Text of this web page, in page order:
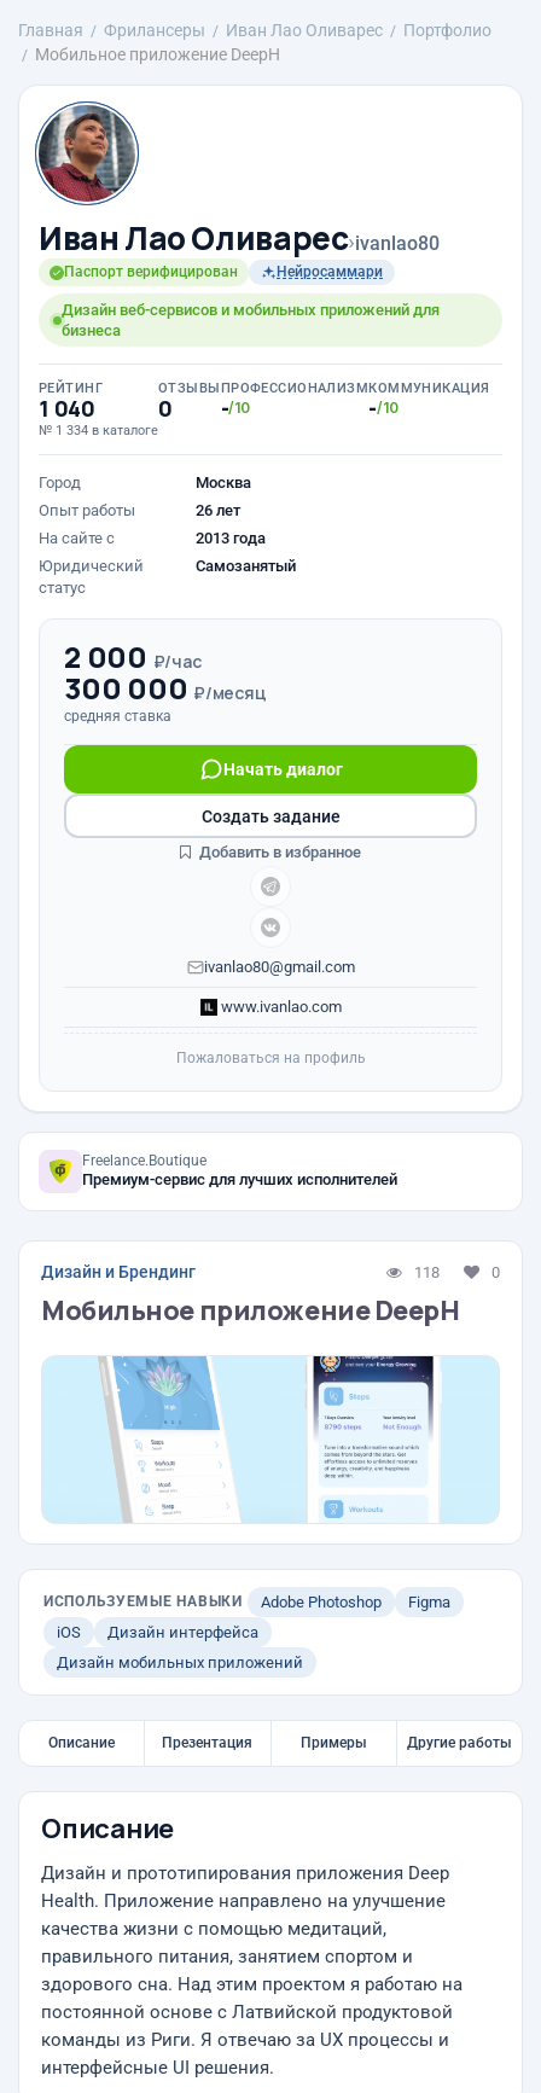
Главная Фрилансеры Иван Лао Оливарес
Портфолио
Мобильное приложение DeepH
Иван Лао Оливарес›ivanlao80
Паспорт верифицирован Нейросаммари
Дизайн веб-сервисов и мобильных приложений для
бизнеса
РЕЙТИНГ
1 040
№ 1 334 в каталоге
ОТЗЫВЫ
0
ПРОФЕССИОНАЛИЗМ
-/10
КОММУНИКАЦИЯ
-/10
Город
Москва
Опыт работы
26 лет
На сайте с
2013 года
Юридический
статус
Самозанятый
2 000 ₽/час
300 000 ₽/месяц
средняя ставка
Начать диалог
ivanlao80@gmail.com
www.ivanlao.com
Создать задание
Добавить в избранное
Пожаловаться на профиль
Freelance.Boutique
Премиум-сервис для лучших исполнителей
Дизайн и Брендинг 118 0
Мобильное приложение DeepH
ИСПОЛЬЗУЕМЫЕ НАВЫКИ Adobe Photoshop
Figma
iOS
Дизайн интерфейса
Дизайн мобильных приложений
Описание Презентация Примеры Другие работы
Описание
Дизайн и прототипирования приложения Deep
Health. Приложение направлено на улучшение
качества жизни с помощью медитаций,
правильного питания, занятием спортом и
здорового сна. Над этим проектом я работаю на
постоянной основе с Латвийской продуктовой
команды из Риги. Я отвечаю за UX процессы и
интерфейсные UI решения.